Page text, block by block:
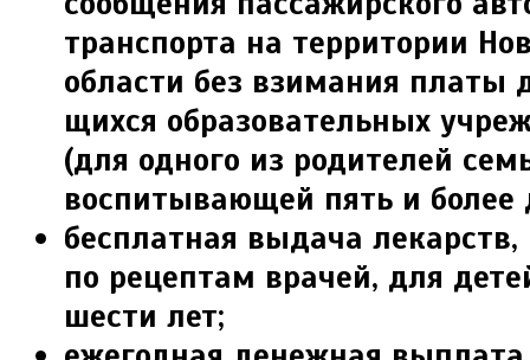
транспорта на территории
области без взимания
щихся образовательных
(для одного из родителей
воспитывающей пять и более
бесплатная выдача
по ре­цептам врачей, для
шести лет;